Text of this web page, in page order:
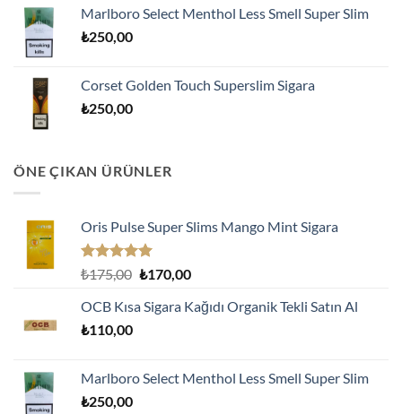
Marlboro Select Menthol Less Smell Super Slim
₺250,00
Corset Golden Touch Superslim Sigara
₺250,00
ÖNE ÇIKAN ÜRÜNLER
Oris Pulse Super Slims Mango Mint Sigara
5 üzerinden
oy
aldı
₺175,00 Orijinal
₺175,00.
₺170,00Şu
fiyat:
OCB Kısa Sigara Kağıdı Organik Tekli Satın Al
₺110,00
Marlboro Select Menthol Less Smell Super Slim
₺250,00